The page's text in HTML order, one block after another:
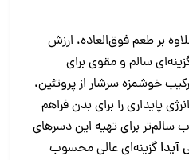
بر طعم فوق‌العاده، ارزش
سالم و مقوی برای
خوشمزه سرشار از پروتئین،
پایداری را برای بدن فراهم
سالم‌تر برای تهیه این دسرهای
آیدا گزینه‌ای عالی محسوب